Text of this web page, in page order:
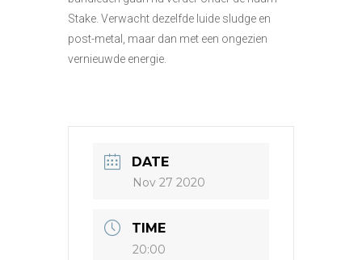
Stake. Verwacht dezelfde luide sludge en
post-metal, maar dan met een ongezien
vernieuwde energie.
DATE
Nov 27 2020
TIME
20:00